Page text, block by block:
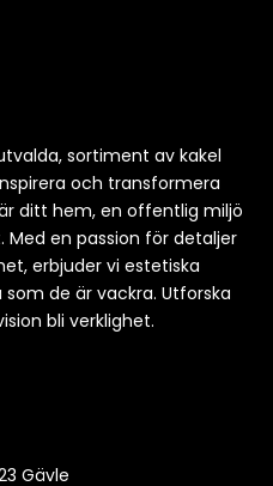
sortiment av kakel
och transformera
ditt hem, en offentlig miljö
en passion för detaljer
erbjuder vi estetiska
de är vackra. Utforska
bli verklighet.
Gävle